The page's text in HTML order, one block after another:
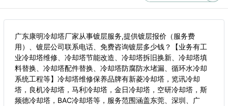
广东康明冷却塔厂家从事镀层服务,提供镀层报价（服务费
用）、镀层公司联系电话、免费咨询镀层多少钱？【业务有工
业冷却塔维修、冷却塔节能改造、冷却塔拆旧换新、冷却塔填
料替换、冷却塔配件替换、冷却塔防腐防水堵漏、循环水冷却
系统工程等】冷却塔维修保养品牌有新菱冷却塔，览讯冷却
塔，良机冷却塔，马利冷却塔，金日冷却塔，空研冷却塔，斯
频德冷却塔，BAC冷却塔等，服务范围涵盖东莞、深圳、广